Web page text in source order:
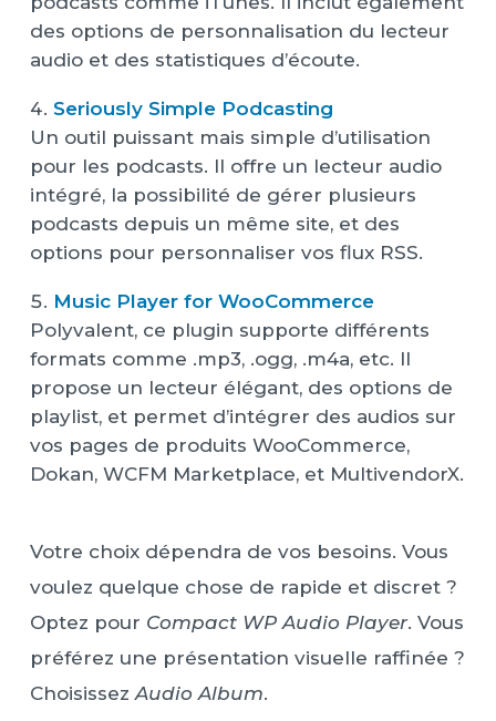
des options de personnalisation du lecteur
audio et des statistiques d’écoute.
Seriously Simple Podcasting
Un outil puissant mais simple d’utilisation
pour les podcasts. Il offre un lecteur audio
intégré, la possibilité de gérer plusieurs
podcasts depuis un même site, et des
options pour personnaliser vos flux RSS.
Music Player for WooCommerce
Polyvalent, ce plugin supporte différents
formats comme .mp3, .ogg, .m4a, etc. Il
propose un lecteur élégant, des options de
playlist, et permet d’intégrer des audios sur
vos pages de produits WooCommerce,
Dokan, WCFM Marketplace, et MultivendorX.
Votre choix dépendra de vos besoins. Vous
voulez quelque chose de rapide et discret ?
Optez pour Compact WP Audio Player. Vous
préférez une présentation visuelle raffinée ?
ChoisissezAudio Album.